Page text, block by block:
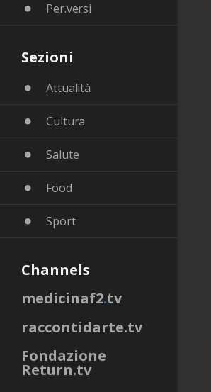
Per.versi
Sezioni
Attualità
Cultura
Salute
Food
Sport
Channels
medicinaf2.tv
raccontidarte.tv
Fondazione
Return.tv